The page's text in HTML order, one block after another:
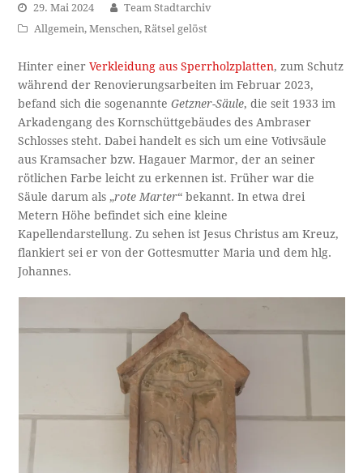
29. Mai 2024
Team Stadtarchiv
Allgemein,Menschen,Rätsel gelöst
Hinter einerVerkleidung aus Sperrholzplatten, zum Schutz
während der Renovierungsarbeiten im Februar 2023,
befand sich die sogenannteGetzner-Säule, die seit 1933 im
Arkadengang des Kornschüttgebäudes des Ambraser
Schlosses steht. Dabei handelt es sich um eine Votivsäule
aus Kramsacher bzw. Hagauer Marmor, der an seiner
rötlichen Farbe leicht zu erkennen ist. Früher war die
Säule darum als „rote Marter“ bekannt. In etwa drei
Metern Höhe befindet sich eine kleine
Kapellendarstellung. Zu sehen ist Jesus Christus am Kreuz,
flankiert sei er von der Gottesmutter Maria und dem hlg.
Johannes.